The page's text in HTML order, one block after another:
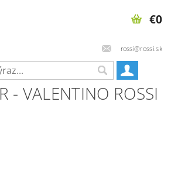
rossi@rossi.sk
€0
- VALENTINO ROSSI